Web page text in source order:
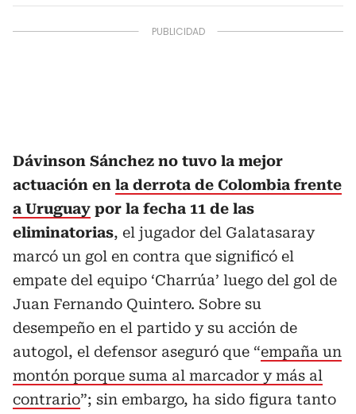
Dávinson Sánchez no tuvo la mejor
actuación en la derrota de Colombia frente
a Uruguay por la fecha 11 de las
eliminatorias, el jugador del Galatasaray
marcó un gol en contra que significó el
empate del equipo ‘Charrúa’ luego del gol de
Juan Fernando Quintero. Sobre su
desempeño en el partido y su acción de
autogol, el defensor aseguró que “empaña un
montón porque suma al marcador y más al
contrario”; sin embargo, ha sido figura tanto